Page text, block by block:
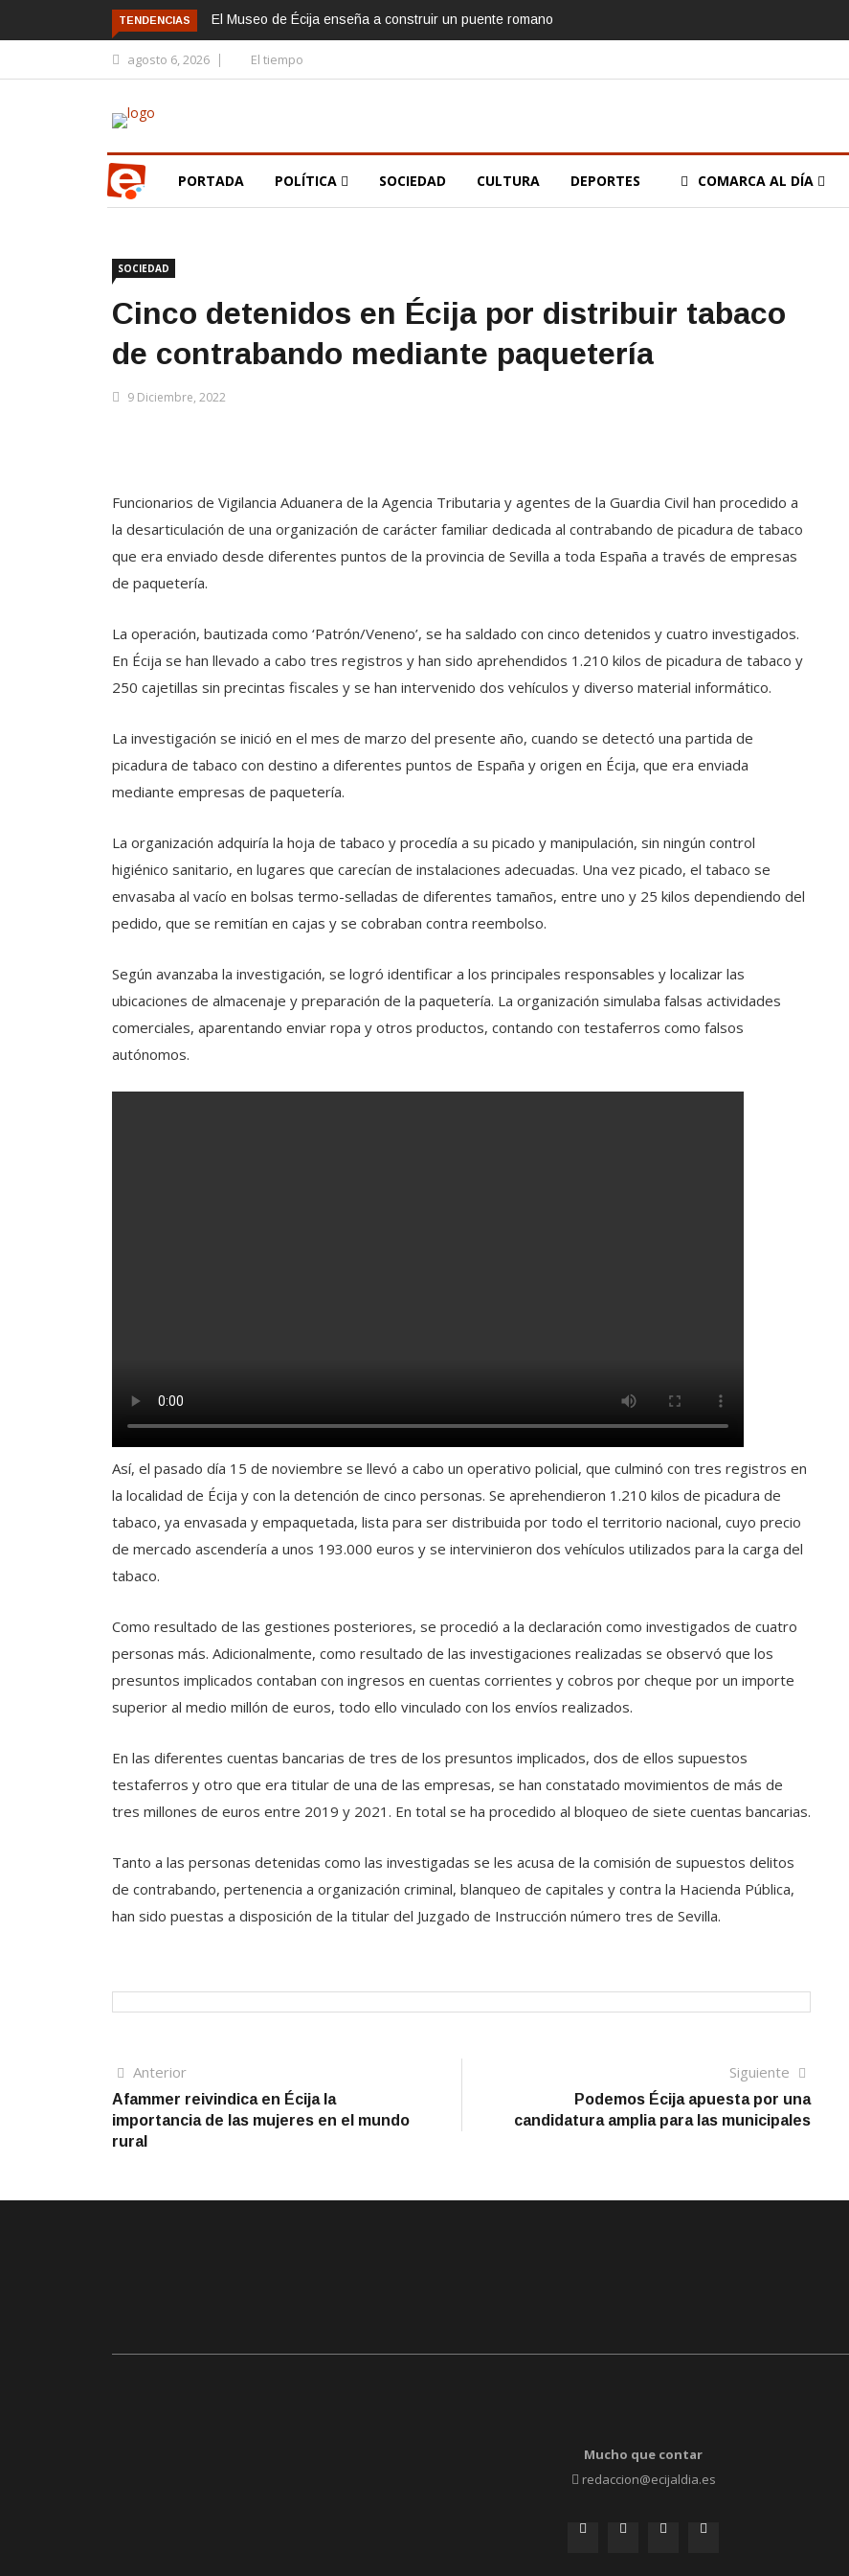
TENDENCIAS El Museo de Écija enseña a construir un puente romano
agosto 6, 2026 El tiempo
PORTADA POLÍTICA SOCIEDAD CULTURA DEPORTES COMARCA AL DÍA
SOCIEDAD
Cinco detenidos en Écija por distribuir tabaco
de contrabando mediante paquetería
9 Diciembre, 2022
Funcionarios de Vigilancia Aduanera de la Agencia Tributaria y agentes de la Guardia Civil han procedido a
la desarticulación de una organización de carácter familiar dedicada al contrabando de picadura de tabaco
que era enviado desde diferentes puntos de la provincia de Sevilla a toda España a través de empresas
de paquetería.
La operación, bautizada como ‘Patrón/Veneno’, se ha saldado con cinco detenidos y cuatro investigados.
En Écija se han llevado a cabo tres registros y han sido aprehendidos 1.210 kilos de picadura de tabaco y
250 cajetillas sin precintas fiscales y se han intervenido dos vehículos y diverso material informático.
La investigación se inició en el mes de marzo del presente año, cuando se detectó una partida de
picadura de tabaco con destino a diferentes puntos de España y origen en Écija, que era enviada
mediante empresas de paquetería.
La organización adquiría la hoja de tabaco y procedía a su picado y manipulación, sin ningún control
higiénico sanitario, en lugares que carecían de instalaciones adecuadas. Una vez picado, el tabaco se
envasaba al vacío en bolsas termo-selladas de diferentes tamaños, entre uno y 25 kilos dependiendo del
pedido, que se remitían en cajas y se cobraban contra reembolso.
Según avanzaba la investigación, se logró identificar a los principales responsables y localizar las
ubicaciones de almacenaje y preparación de la paquetería. La organización simulaba falsas actividades
comerciales, aparentando enviar ropa y otros productos, contando con testaferros como falsos
autónomos.
Así, el pasado día 15 de noviembre se llevó a cabo un operativo policial, que culminó con tres registros en
la localidad de Écija y con la detención de cinco personas. Se aprehendieron 1.210 kilos de picadura de
tabaco, ya envasada y empaquetada, lista para ser distribuida por todo el territorio nacional, cuyo precio
de mercado ascendería a unos 193.000 euros y se intervinieron dos vehículos utilizados para la carga del
tabaco.
Como resultado de las gestiones posteriores, se procedió a la declaración como investigados de cuatro
personas más. Adicionalmente, como resultado de las investigaciones realizadas se observó que los
presuntos implicados contaban con ingresos en cuentas corrientes y cobros por cheque por un importe
superior al medio millón de euros, todo ello vinculado con los envíos realizados.
En las diferentes cuentas bancarias de tres de los presuntos implicados, dos de ellos supuestos
testaferros y otro que era titular de una de las empresas, se han constatado movimientos de más de
tres millones de euros entre 2019 y 2021. En total se ha procedido al bloqueo de siete cuentas bancarias.
Tanto a las personas detenidas como las investigadas se les acusa de la comisión de supuestos delitos
de contrabando, pertenencia a organización criminal, blanqueo de capitales y contra la Hacienda Pública,
han sido puestas a disposición de la titular del Juzgado de Instrucción número tres de Sevilla.
Navegación
de
entradas
AnteriorArtículo
anterior
Afammer reivindica en Écija la
importancia de las mujeres en el mundo
rural
Siguiente
artículo
Podemos Écija apuesta por una
candidatura amplia para las municipales
Mucho que contar
redaccion@ecijaldia.es